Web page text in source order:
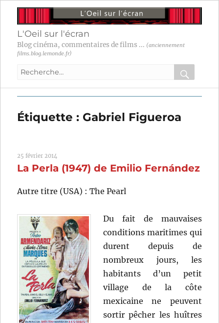
L'Oeil sur l'écran
Blog cinéma, commentaires de films ... (anciennement
films.blog.lemonde.fr)
Recherche
:
OK
Étiquette : Gabriel Figueroa
25 février 2014
La Perla (1947) de Emilio Fernández
Autre titre (USA) : The Pearl
Du fait de mauvaises
conditions maritimes qui
durent depuis de
nombreux jours, les
habitants d’un petit
village de la côte
mexicaine ne peuvent
sortir pêcher les huîtres